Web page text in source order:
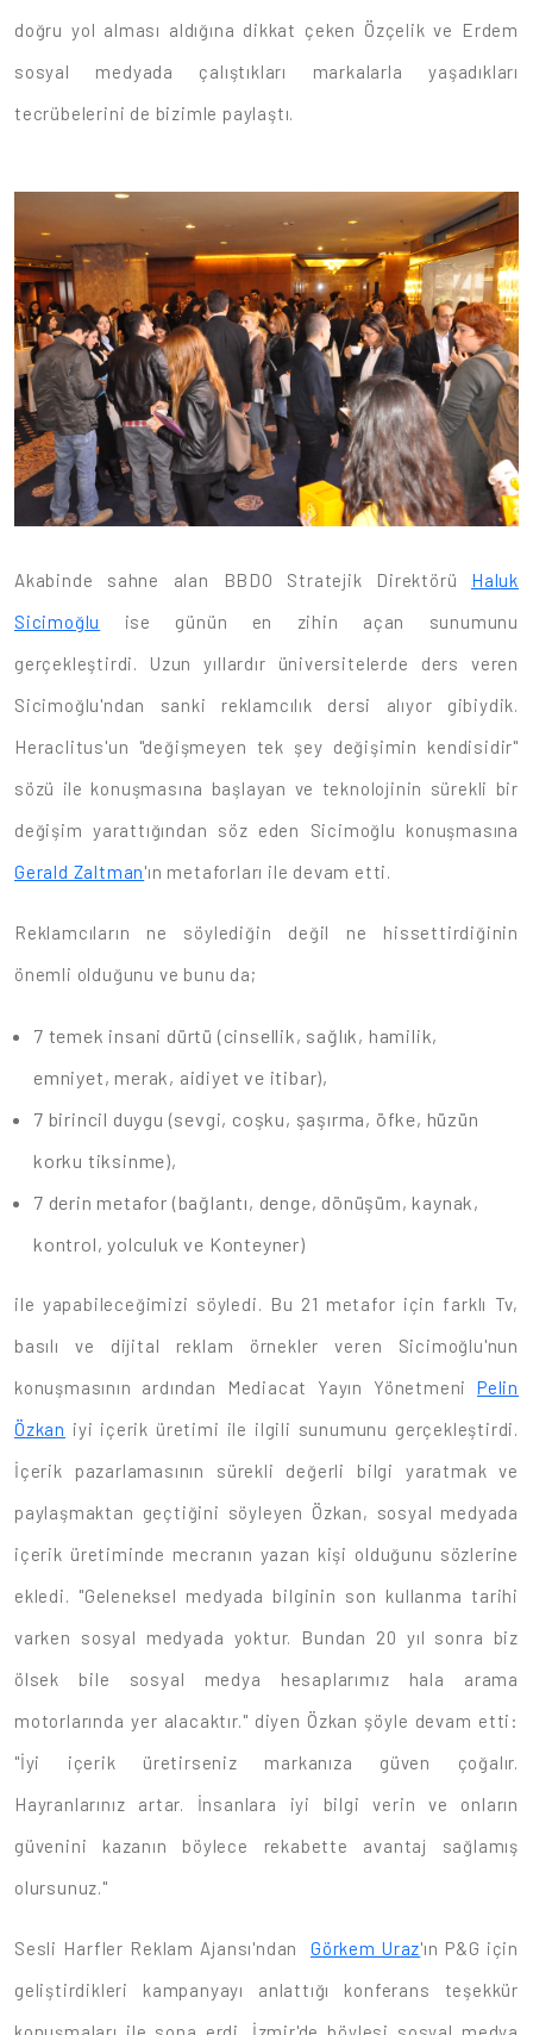
doğru yol alması aldığına dikkat çeken Özçelik ve Erdem
sosyal medyada çalıştıkları markalarla yaşadıkları
tecrübelerini de bizimle paylaştı.
Akabinde sahne alan BBDO Stratejik Direktörü Haluk
Sicimoğlu
ise günün en zihin açan sunumunu
gerçekleştirdi. Uzun yıllardır üniversitelerde ders veren
Sicimoğlu'ndan sanki reklamcılık dersi alıyor gibiydik.
Heraclitus'un "değişmeyen tek şey değişimin kendisidir"
sözü ile konuşmasına başlayan ve teknolojinin sürekli bir
değişim yarattığından söz eden Sicimoğlu konuşmasına
Gerald Zaltman'ın metaforları ile devam etti.
Reklamcıların ne söylediğin değil ne hissettirdiğinin
önemli olduğunu ve bunu da;
7 temek insani dürtü (cinsellik, sağlık, hamilik,
emniyet, merak, aidiyet ve itibar),
7 birincil duygu (sevgi, coşku, şaşırma, öfke, hüzün
korku tiksinme),
7 derin metafor (bağlantı, denge, dönüşüm, kaynak,
kontrol, yolculuk ve Konteyner)
ile yapabileceğimizi söyledi. Bu 21 metafor için farklı Tv,
basılı ve dijital reklam örnekler veren Sicimoğlu'nun
konuşmasının ardından Mediacat Yayın Yönetmeni Pelin
Özkan iyi içerik üretimi ile ilgili sunumunu gerçekleştirdi.
İçerik pazarlamasının sürekli değerli bilgi yaratmak ve
paylaşmaktan geçtiğini söyleyen Özkan, sosyal medyada
içerik üretiminde mecranın yazan kişi olduğunu sözlerine
ekledi. "Geleneksel medyada bilginin son kullanma tarihi
varken sosyal medyada yoktur. Bundan 20 yıl sonra biz
ölsek bile sosyal medya hesaplarımız hala arama
motorlarında yer alacaktır." diyen Özkan şöyle devam etti:
"İyi içerik üretirseniz markanıza güven çoğalır.
Hayranlarınız artar. İnsanlara iyi bilgi verin ve onların
güvenini kazanın böylece rekabette avantaj sağlamış
olursunuz."
Sesli Harfler Reklam Ajansı'ndan Görkem Uraz'ın P&G için
geliştirdikleri kampanyayı anlattığı konferans teşekkür